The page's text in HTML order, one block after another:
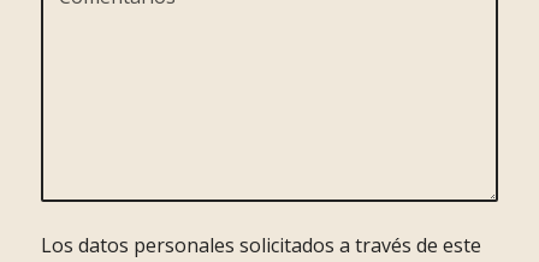
Los datos personales solicitados a través de este